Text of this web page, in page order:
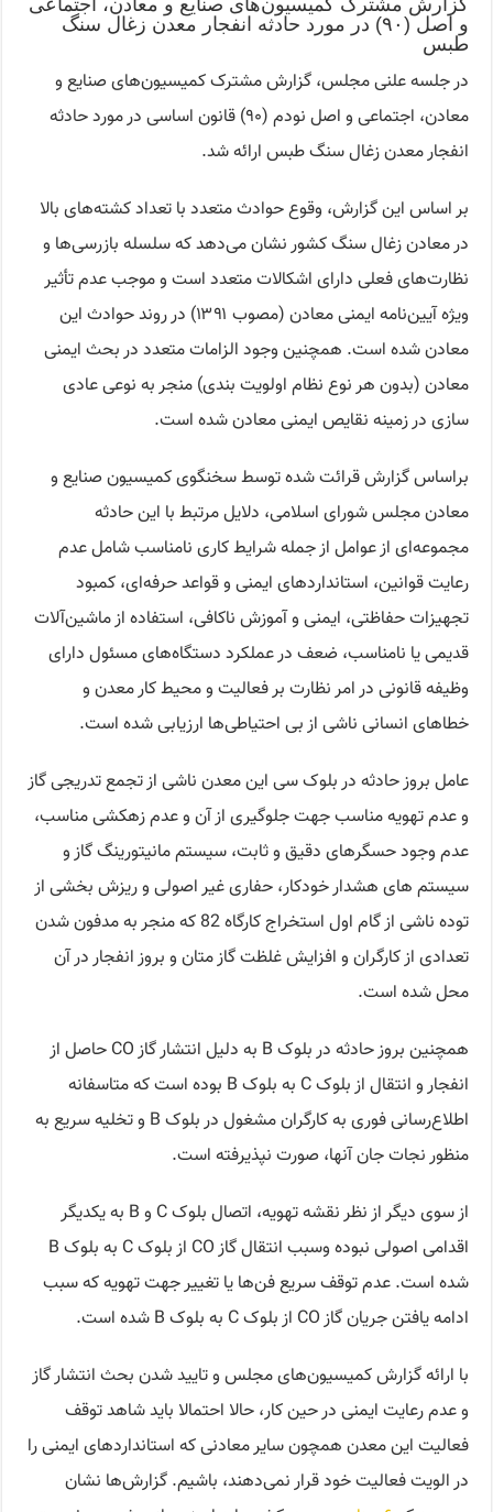
و اصل (۹۰) در مورد حادثه انفجار معدن زغال سنگ
طبس
در جلسه علنی مجلس، گزارش مشترک کمیسیون‌های صنایع و
معادن، اجتماعی و اصل نودم (۹۰) قانون اساسی در مورد حادثه
انفجار معدن زغال سنگ طبس ارائه شد.
بر اساس این گزارش، وقوع حوادث متعدد با تعداد کشته‌های بالا
در معادن زغال سنگ کشور نشان می‌دهد که سلسله بازرسی‌ها و
نظارت‌های فعلی دارای اشکالات متعدد است و موجب عدم تأثیر
ویژه آیین‌نامه ایمنی معادن (مصوب ۱۳۹۱) در روند حوادث این
معادن شده است. همچنین وجود الزامات متعدد در بحث ایمنی
معادن (بدون هر نوع نظام اولویت بندی) منجر به نوعی عادی
سازی در زمینه نقایص ایمنی معادن شده است.
براساس گزارش قرائت شده توسط سخنگوی کمیسیون صنایع و
معادن مجلس شورای اسلامی، دلایل مرتبط با این حادثه
مجموعه‌ای از عوامل از جمله شرایط کاری نامناسب شامل عدم
رعایت قوانین، استانداردهای ایمنی و قواعد حرفه‌ای، کمبود
تجهیزات حفاظتی، ایمنی و آموزش ناکافی، استفاده از ماشین‌آلات
قدیمی یا نامناسب، ضعف در عملکرد دستگاه‌های مسئول دارای
وظیفه قانونی در امر نظارت بر فعالیت و محیط کار معدن و
خطاهای انسانی ناشی از بی احتیاطی‌ها ارزیابی شده است.
عامل بروز حادثه در بلوک سی این معدن ناشی از تجمع تدریجی گاز
و عدم تهویه مناسب جهت جلوگیری از آن و عدم زهکشی مناسب،
عدم وجود حسگرهای دقیق و ثابت، سیستم مانیتورینگ گاز و
سیستم های هشدار خودکار، حفاری غیر اصولی و ریزش بخشی از
توده ناشی از گام اول استخراج کارگاه 82 که منجر به مدفون شدن
تعدادی از کارگران و افزایش غلظت گاز متان و بروز انفجار در آن
محل شده است.
همچنین بروز حادثه در بلوک B به دلیل انتشار گاز CO حاصل از
انفجار و انتقال از بلوک C به بلوک B بوده است که متاسفانه
اطلاع‌رسانی فوری به کارگران مشغول در بلوک B و تخلیه سریع به
منظور نجات جان آنها، صورت نپذیرفته است.
از سوی دیگر از نظر نقشه تهویه، اتصال بلوک C و B به یکدیگر
اقدامی اصولی نبوده وسبب انتقال گاز CO از بلوک C به بلوک B
شده است. عدم توقف سریع فن‌ها یا تغییر جهت تهویه که سبب
ادامه یافتن جریان گاز CO از بلوک C به بلوک B شده است.
با ارائه گزارش کمیسیون‌های مجلس و تایید شدن بحث انتشار گاز
و عدم رعایت ایمنی در حین کار، حالا احتمالا باید شاهد توقف
فعالیت این معدن همچون سایر معادنی که استانداردهای ایمنی را
در الویت فعالیت خود قرار نمی‌دهند، باشیم. گزارش‌ها نشان